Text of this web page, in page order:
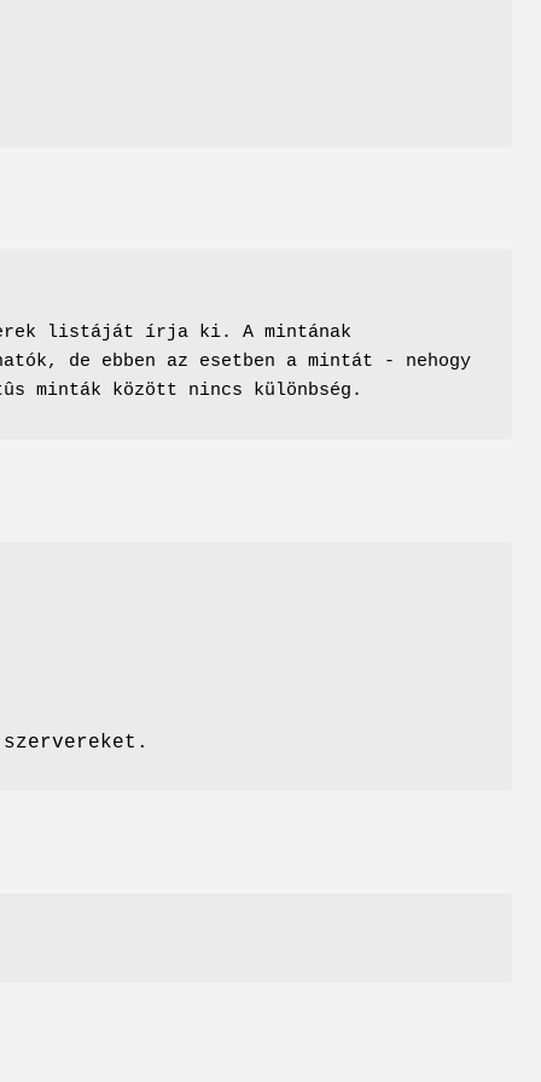
listáját írja ki. A mintának
de ebben az esetben a mintát - nehogy
minták között nincs különbség.